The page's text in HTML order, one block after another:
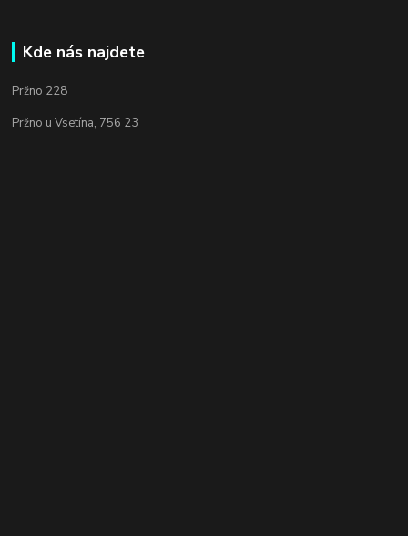
Kde nás najdete
Pržno 228
Pržno u Vsetína, 756 23